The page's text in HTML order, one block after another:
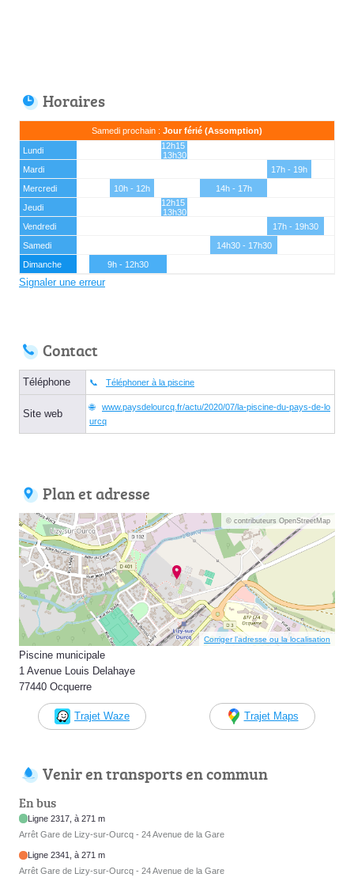
Horaires
Samedi prochain : Jour férié (Assomption)
Lundi
12h15 -
13h30
Mardi
17h - 19h
Mercredi
10h - 12h
14h - 17h
Jeudi
12h15 -
13h30
Vendredi
17h - 19h30
Samedi
14h30 - 17h30
Dimanche
9h - 12h30
Signaler une erreur
Contact
Téléphone Téléphoner à la piscine
Site web
www.paysdelourcq.fr/actu/2020/07/la-piscine-du-pays-de-lo
urcq
Plan et adresse
© contributeurs OpenStreetMap
Corriger l’adresse ou la localisation
Piscine municipale
1 Avenue Louis Delahaye
77440 Ocquerre
Trajet Waze Trajet Maps
Venir en transports en commun
En bus
Ligne 2317, à 271 m
Arrêt Gare de Lizy-sur-Ourcq - 24 Avenue de la Gare
Ligne 2341, à 271 m
Arrêt Gare de Lizy-sur-Ourcq - 24 Avenue de la Gare